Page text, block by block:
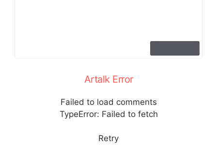
Artalk Error
Failed to load comments
TypeError: Failed to fetch
Retry